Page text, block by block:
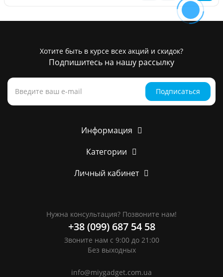
Хотите быть в курсе всех акций и скидок?
Подпишитесь на нашу рассылку
Подписаться
Информация
Категории
Личный кабинет
Нужна консультация? Позвоните нам!
+38 (099) 687 54 58
Звоните нам с 9:00 до 21:00
Без выходных
info@miygadget.com.ua